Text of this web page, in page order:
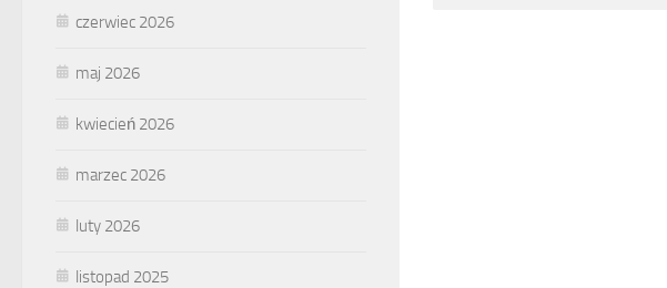
czerwiec 2026
maj 2026
kwiecień 2026
marzec 2026
luty 2026
listopad 2025